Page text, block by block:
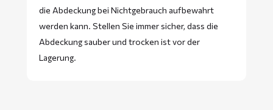
die Abdeckung bei Nichtgebrauch aufbewahrt
werden kann. Stellen Sie immer sicher, dass die
Abdeckung sauber und trocken ist vor der
Lagerung.